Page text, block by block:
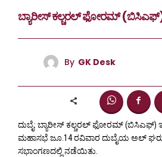
ಬ್ಯಾರೀಸ್ ಕಲ್ಚರಲ್ ಫೋರಮ್
By GK Desk
ದುಬೈ: ಬ್ಯಾರೀಸ್ ಕಲ್ಚರಲ್ ಫೋರಮ್ (ಬಿಸಿಎಫ್)
ಮಹಾಸಭೆ ಜೂ.14 ರವಿವಾರ ದುಬೈಯ ಅಲ್
ಸಭಾಂಗಣದಲ್ಲಿ ನಡೆಯಿತು.